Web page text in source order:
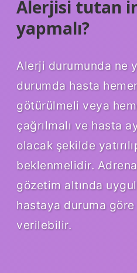
Alerjisi tutan
yapmalı?
Alerji durumunda ne
durumda hasta
götürülmeli veya
çağrılmalı ve hasta
olacak şekilde
beklenmelidir.
gözetim altında
hastaya duruma göre
verilebilir.